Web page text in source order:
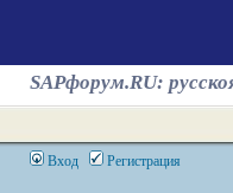
SAPфорум.RU:
Вход Регистрация